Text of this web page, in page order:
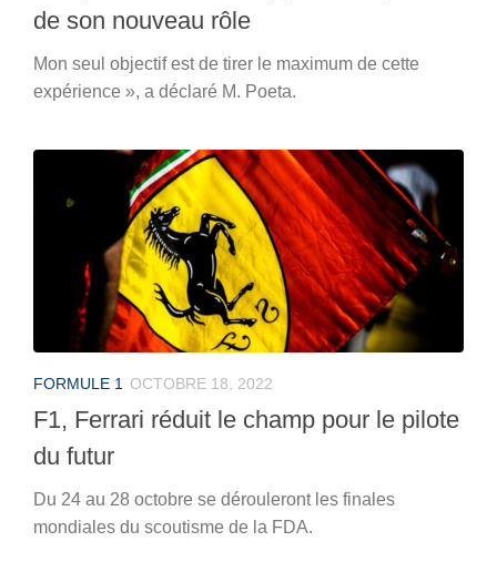
de son nouveau rôle
Mon seul objectif est de tirer le maximum de cette
expérience », a déclaré M. Poeta.
FORMULE 1 OCTOBRE 18, 2022
F1, Ferrari réduit le champ pour le pilote
du futur
Du 24 au 28 octobre se dérouleront les finales
mondiales du scoutisme de la FDA.